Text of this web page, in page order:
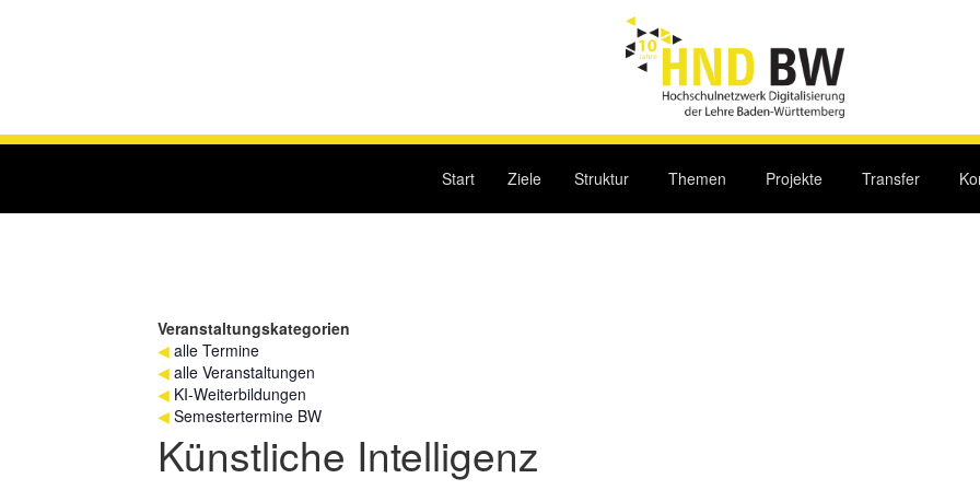
Start Ziele Struktur Themen Projekte Transfer
Veranstaltungskategorien
◀ alle Termine
◀ alle Veranstaltungen
◀ KI-Weiterbildungen
◀ Semestertermine BW
Künstliche Intelligenz